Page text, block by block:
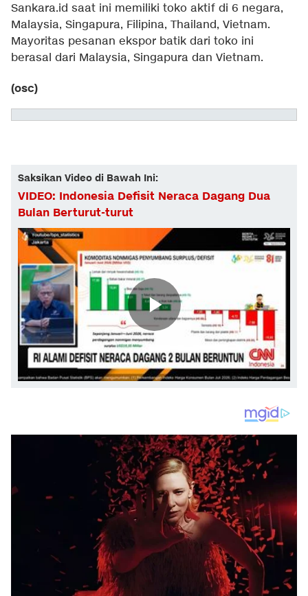
Sankara.id saat ini memiliki toko aktif di 6 negara,
Malaysia, Singapura, Filipina, Thailand, Vietnam.
Mayoritas pesanan ekspor batik dari toko ini
berasal dari Malaysia, Singapura dan Vietnam.
(osc)
Saksikan Video di Bawah Ini:
VIDEO: Indonesia Defisit Neraca Dagang Dua
Bulan Berturut-turut